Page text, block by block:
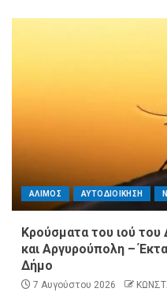
ΑΛΙΜΟΣ ΑΥΤΟΔΙΟΙΚΗΣΗ
Κρούσματα του ιού του
και Αργυρούπολη –
Δήμο
7 Αυγούστου 2026